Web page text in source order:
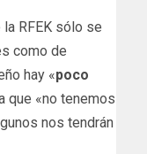
RFEK sólo se
como de
hay «poco
que «no tenemos
nos tendrán